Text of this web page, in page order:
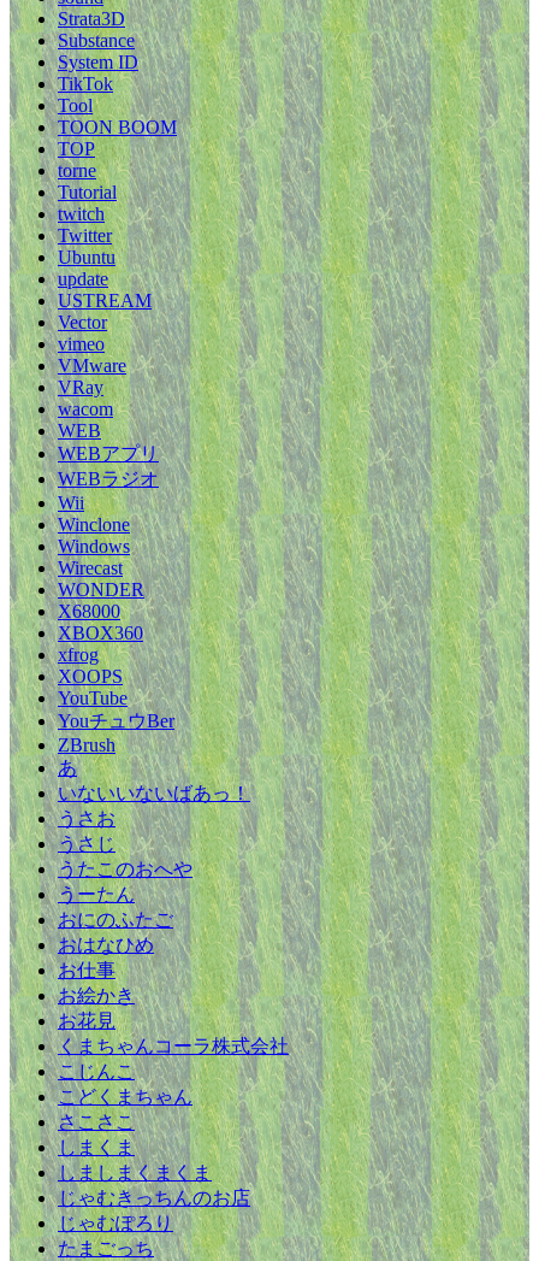
Strata3D
Substance
System ID
TikTok
Tool
TOON BOOM
TOP
torne
Tutorial
twitch
Twitter
Ubuntu
update
USTREAM
Vector
vimeo
VMware
VRay
wacom
WEB
WEBアプリ
WEBラジオ
Wii
Winclone
Windows
Wirecast
WONDER
X68000
XBOX360
xfrog
XOOPS
YouTube
YouチュウBer
ZBrush
あ
いないいないばあっ！
うさお
うさじ
うたこのおへや
うーたん
おにのふたご
おはなひめ
お仕事
お絵かき
お花見
くまちゃんコーラ株式会社
こじんこ
こどくまちゃん
さこさこ
しまくま
しましまくまくま
じゃむきっちんのお店
じゃむぽろり
たまごっち